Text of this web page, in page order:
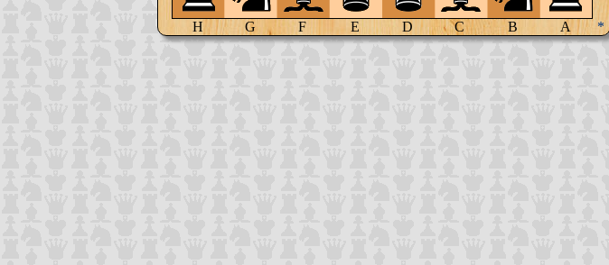
H G F E D C B A *